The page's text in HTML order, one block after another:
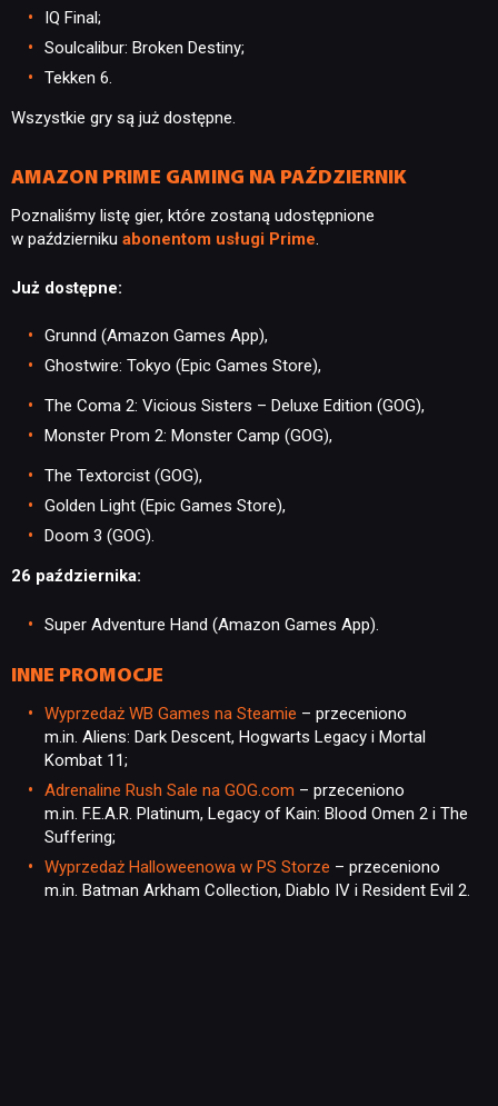
TECHNOLOGIE
DYSKUSJE
IQ Final;
Soulcalibur: Broken Destiny;
Tekken 6.
Wszystkie gry są już dostępne.
AMAZON PRIME GAMING NA PAŹDZIERNIK
Poznaliśmy listę gier, które zostaną udostępnione
w październiku abonentom usługi Prime.
Już dostępne:
Grunnd (Amazon Games App),
Ghostwire: Tokyo (Epic Games Store),
The Coma 2: Vicious Sisters – Deluxe Edition (GOG),
Monster Prom 2: Monster Camp (GOG),
The Textorcist (GOG),
Golden Light (Epic Games Store),
Doom 3 (GOG).
26 października:
Super Adventure Hand (Amazon Games App).
INNE PROMOCJE
Wyprzedaż WB Games na Steamie – przeceniono
m.in. Aliens: Dark Descent, Hogwarts Legacy i Mortal
Kombat 11;
Adrenaline Rush Sale na GOG.com – przeceniono
m.in. F.E.A.R. Platinum, Legacy of Kain: Blood Omen 2 i The
Suffering;
Wyprzedaż Halloweenowa w PS Storze – przeceniono
m.in. Batman Arkham Collection, Diablo IV i Resident Evil 2.